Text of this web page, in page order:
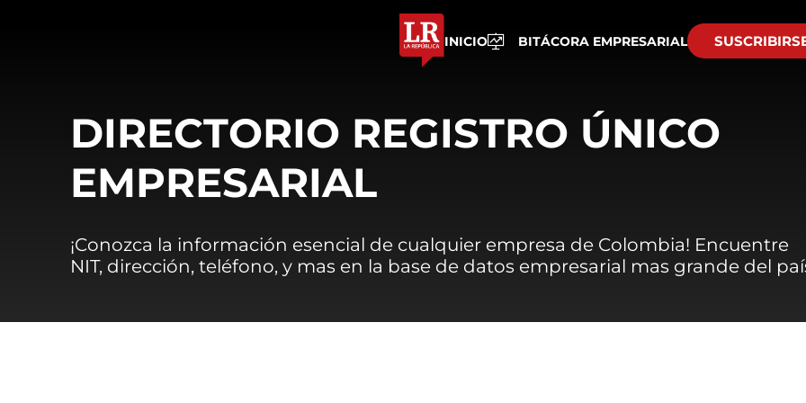
INICIO BITÁCORA EMPRESARIAL
DIRECTORIO REGISTRO ÚNICO
EMPRESARIAL
¡Conozca la información esencial de cualquier empresa de Colombia! Encuentre
NIT, dirección, teléfono, y mas en la base de datos empresarial mas grande del